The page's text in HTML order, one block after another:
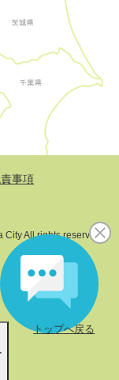
トップへ戻る
事項
City All rights reserved.